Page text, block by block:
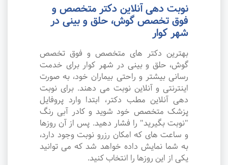
نوبت دهی آنلاین دکتر متخصص و
فوق تخصص گوش، حلق و بینی در
شهر کوار
بهترین دکتر های متخصص و فوق تخصص
گوش، حلق و بینی در شهر کوار برای خدمت
رسانی بیشتر و راحتی بیماران خود، به صورت
اینترنتی و آنلاین نوبت می دهند. برای نوبت
دهی آنلاین مطب دکتر، ابتدا وارد پروفایل
پزشک متخصص خود شوید و کادر آبی رنگ
"نوبت بگیرید" را فشار دهید. پس از آن روزها
و ساعت های که امکان رزرو نوبت وجود دارد،
به شما نمایش داده خواهد شد که می توانید
یکی از این روزها را انتخاب کنید.